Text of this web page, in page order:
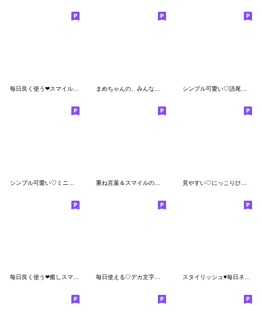
見やすい♡にっこりひとこと絵文字
毎日良く使う❤癒しスマイル絵文字 毎日使える♡デカ文字おさる スタイリッシュ♥️毎日ネオン色スマイル